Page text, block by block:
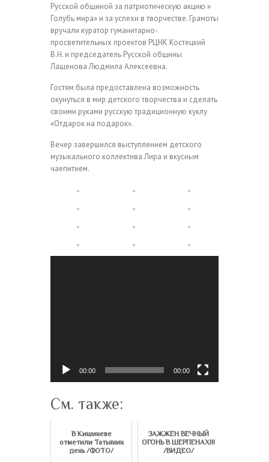
Русской общиной за патриотическую акцию »
Голубь мира» и за успехи в творчестве. Грамоты
вручали куратор гуманитарно-
просветительных проектов РЦНК Костецкий
В.Н. и председатель Русской общины
Лащенова Людмила Алексеевна.
Гостям была предоставлена возможность
окунуться в мир детского творчества и сделать
своими руками русскую традиционную куклу
«Отдарок на подарок».
Вечер завершился выступлением детского
музыкального коллектива Лира и вкусным
чаепитием.
00:00 00:00
См. также:
В Кишиневе
отметили Татьянин
день /ФОТО/
ЗАЖЖЕН ВЕЧНЫЙ
ОГОНЬ В ШЕРПЕНАХ!!!
/ВИДЕО/